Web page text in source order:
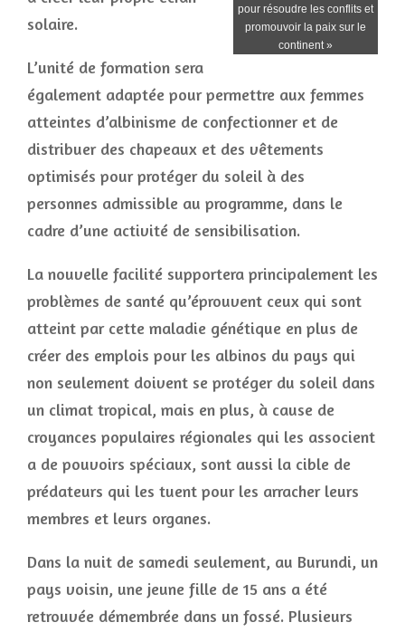
pour résoudre les conflits et
promouvoir la paix sur le
continent »
solaire.
L’unité de formation sera
également adaptée pour permettre aux femmes
atteintes d’albinisme de confectionner et de
distribuer des chapeaux et des vêtements
optimisés pour protéger du soleil à des
personnes admissible au programme, dans le
cadre d’une activité de sensibilisation.
La nouvelle facilité supportera principalement les
problèmes de santé qu’éprouvent ceux qui sont
atteint par cette maladie génétique en plus de
créer des emplois pour les albinos du pays qui
non seulement doivent se protéger du soleil dans
un climat tropical, mais en plus, à cause de
croyances populaires régionales qui les associent
a de pouvoirs spéciaux, sont aussi la cible de
prédateurs qui les tuent pour les arracher leurs
membres et leurs organes.
Dans la nuit de samedi seulement, au Burundi, un
pays voisin, une jeune fille de 15 ans a été
retrouvée démembrée dans un fossé. Plusieurs